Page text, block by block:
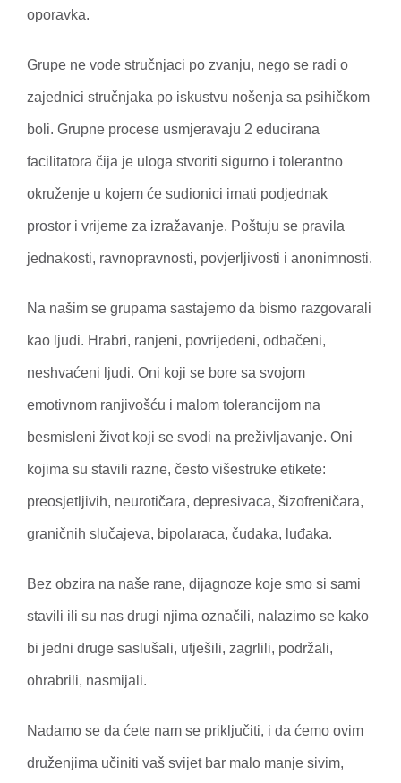
oporavka.
Grupe ne vode stručnjaci po zvanju, nego se radi o
zajednici stručnjaka po iskustvu nošenja sa psihičkom
boli. Grupne procese usmjeravaju 2 educirana
facilitatora čija je uloga stvoriti sigurno i tolerantno
okruženje u kojem će sudionici imati podjednak
prostor i vrijeme za izražavanje. Poštuju se pravila
jednakosti, ravnopravnosti, povjerljivosti i anonimnosti.
Na našim se grupama sastajemo da bismo razgovarali
kao ljudi. Hrabri, ranjeni, povrijeđeni, odbačeni,
neshvaćeni ljudi. Oni koji se bore sa svojom
emotivnom ranjivošću i malom tolerancijom na
besmisleni život koji se svodi na preživljavanje. Oni
kojima su stavili razne, često višestruke etikete:
preosjetljivih, neurotičara, depresivaca, šizofreničara,
graničnih slučajeva, bipolaraca, čudaka, luđaka.
Bez obzira na naše rane, dijagnoze koje smo si sami
stavili ili su nas drugi njima označili, nalazimo se kako
bi jedni druge saslušali, utješili, zagrlili, podržali,
ohrabrili, nasmijali.
Nadamo se da ćete nam se priključiti, i da ćemo ovim
druženjima učiniti vaš svijet bar malo manje sivim,